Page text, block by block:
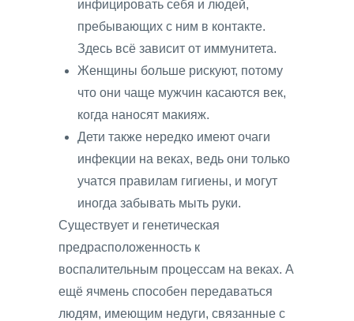
инфицировать себя и людей,
пребывающих с ним в контакте.
Здесь всё зависит от иммунитета.
Женщины больше рискуют, потому
что они чаще мужчин касаются век,
когда наносят макияж.
Дети также нередко имеют очаги
инфекции на веках, ведь они только
учатся правилам гигиены, и могут
иногда забывать мыть руки.
Существует и генетическая
предрасположенность к
воспалительным процессам на веках. А
ещё ячмень способен передаваться
людям, имеющим недуги, связанные с